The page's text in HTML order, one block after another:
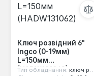
Ключ розвідний 6"
Ingco (0-19мм)
L=150мм
(HADW131062)
Тип обладнання: ключ розвідний